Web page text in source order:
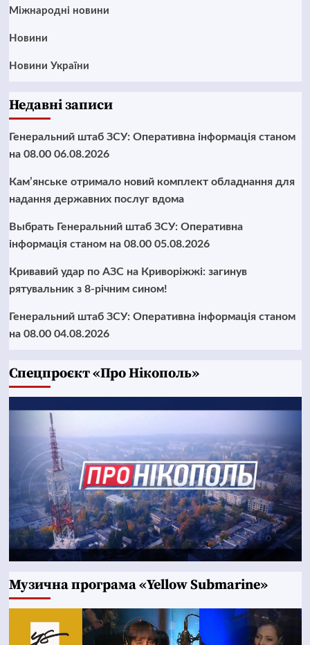
Міжнародні новини
Новини
Новини України
Недавні записи
Генеральний штаб ЗСУ: Оперативна інформація станом
на 08.00 06.08.2026
Кам’янське отримало новий комплект обладнання для
надання державних послуг вдома
Выбрать Генеральний штаб ЗСУ: Оперативна
інформація станом на 08.00 05.08.2026
Кривавий удар по АЗС на Криворіжжі: загинув
рятувальник з 8-річним сином!
Генеральний штаб ЗСУ: Оперативна інформація станом
на 08.00 04.08.2026
Cпецпроєкт «Про Нікополь»
Музична програма «Yellow Submarine»